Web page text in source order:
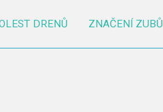
DRENŮ ZNAČENÍ ZUBŮ